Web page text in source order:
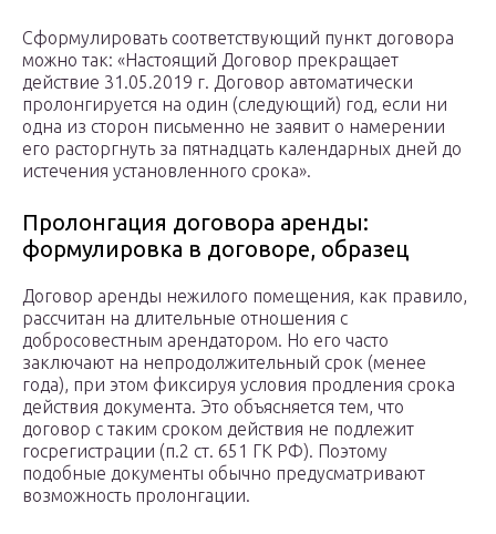
Сформулировать соответствующий пункт договора
можно так: «Настоящий Договор прекращает
действие 31.05.2019 г. Договор автоматически
пролонгируется на один (следующий) год, если ни
одна из сторон письменно не заявит о намерении
его расторгнуть за пятнадцать календарных дней до
истечения установленного срока».
Пролонгация договора аренды:
формулировка в договоре, образец
Договор аренды нежилого помещения, как правило,
рассчитан на длительные отношения с
добросовестным арендатором. Но его часто
заключают на непродолжительный срок (менее
года), при этом фиксируя условия продления срока
действия документа. Это объясняется тем, что
договор с таким сроком действия не подлежит
госрегистрации (п.2 ст. 651 ГК РФ). Поэтому
подобные документы обычно предусматривают
возможность пролонгации.